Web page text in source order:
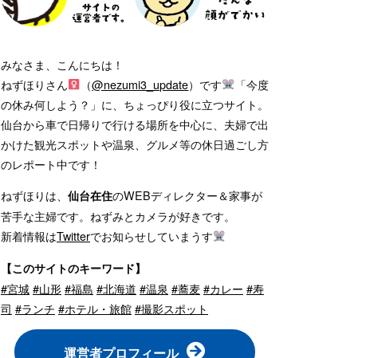
みなさま、こんにちは！
ねずほりさん
（@nezumi3_update）です
「今度
の休み何しよう？」に、ちょっぴり役に立つサイト。
仙台から車で日帰りで行ける場所を中心に、夫婦で出
かけた観光スポットや温泉、グルメ等の休日過ごし方
のレポート中です！
ねずほりは、 仙台在住のWEBディレクター＆家事が
苦手な主婦です。ねずみとカメラが好きです。
新着情報はTwitterでお知らせしていまうす
【このサイトのキーワード】
#宮城#山形#福島 #北海道 #温泉 #蕎麦#カレー #寿
司 #ランチ #ホテル・旅館#撮影スポット
運営者プロフィール